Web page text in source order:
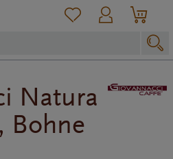
Natura
Bohne